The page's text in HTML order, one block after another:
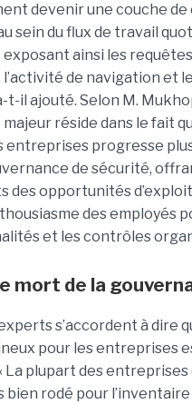
devenir une couche de
sein du flux de travail
exposant ainsi les
l’activité de navigation et
t-il ajouté. Selon M.
réside dans le fait
entreprises progresse
de sécurité,
des opportunités
des employés
et les contrôles
mort de la
s’accordent à dire
pour les entreprises
La plupart des entreprises
bien rodé pour